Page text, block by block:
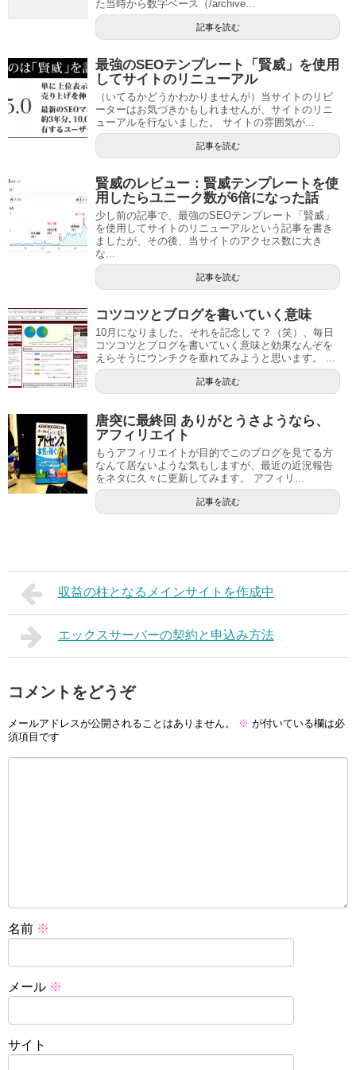
た当時から数字ベース（/archive...
記事を読む
最強のSEOテンプレート「賢威」を使用
してサイトのリニューアル
（いてるかどうかわかりませんが）当サイトのリピ
ーターはお気づきかもしれませんが、サイトのリニ
ューアルを行ないました。 サイトの雰囲気が...
記事を読む
賢威のレビュー：賢威テンプレートを使
用したらユニーク数が6倍になった話
少し前の記事で、最強のSEOテンプレート「賢威」
を使用してサイトのリニューアルという記事を書き
ましたが、その後、当サイトのアクセス数に大き
な...
記事を読む
コツコツとブログを書いていく意味
10月になりました。それを記念して？（笑）、毎日
コツコツとブログを書いていく意味と効果なんぞを
えらそうにウンチクを垂れてみようと思います。 ...
記事を読む
唐突に最終回 ありがとうさようなら、
アフィリエイト
もうアフィリエイトが目的でこのブログを見てる方
なんて居ないような気もしますが、最近の近況報告
をネタに久々に更新してみます。 アフィリ...
記事を読む
収益の柱となるメインサイトを作成中
エックスサーバーの契約と申込み方法
コメントをどうぞ
メールアドレスが公開されることはありません。 ※ が付いている欄は必
須項目です
名前 ※
メール ※
サイト